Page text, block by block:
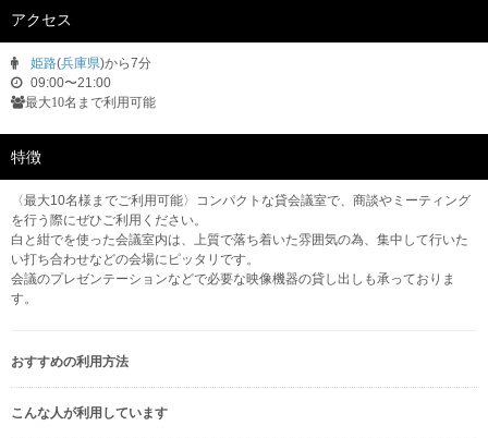
アクセス
姫路(兵庫県)から7分
09:00〜21:00
最大10名まで利用可能
特徴
〈最大10名様までご利用可能〉コンパクトな貸会議室で、商談やミーティング
を行う際にぜひご利用ください。
白と紺でを使った会議室内は、上質で落ち着いた雰囲気の為、集中して行いた
い打ち合わせなどの会場にピッタリです。
会議のプレゼンテーションなどで必要な映像機器の貸し出しも承っておりま
す。
おすすめの利用方法
こんな人が利用しています